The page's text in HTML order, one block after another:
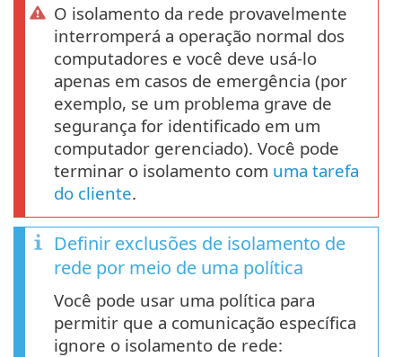
O isolamento da rede provavelmente
interromperá a operação normal dos
computadores e você deve usá-lo
apenas em casos de emergência (por
exemplo, se um problema grave de
segurança for identificado em um
computador gerenciado). Você pode
terminar o isolamento com uma tarefa
do cliente.
Definir exclusões de isolamento de
rede por meio de uma política
Você pode usar uma política para
permitir que a comunicação específica
ignore o isolamento de rede: